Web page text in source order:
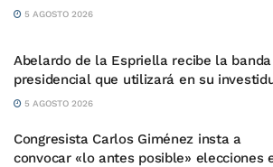
5 AGOSTO 2026
Abelardo de la Espriella recibe la banda
presidencial que utilizará en su
5 AGOSTO 2026
Congresista Carlos Giménez insta a
convocar «lo antes posible» elecciones